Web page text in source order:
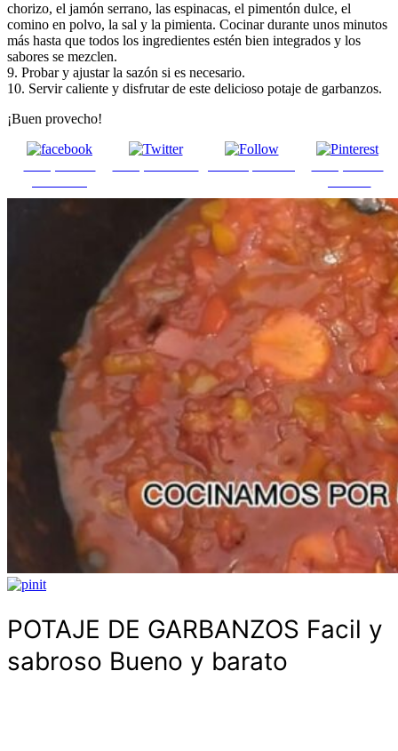
chorizo, el jamón serrano, las espinacas, el pimentón dulce, el
comino en polvo, la sal y la pimienta. Cocinar durante unos minutos
más hasta que todos los ingredientes estén bien integrados y los
sabores se mezclen.
9. Probar y ajustar la sazón si es necesario.
10. Servir caliente y disfrutar de este delicioso potaje de garbanzos.
¡Buen provecho!
POTAJE DE GARBANZOS Facil y
sabroso Bueno y barato